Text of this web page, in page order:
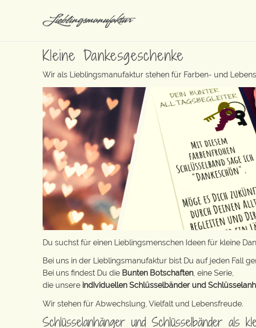
Kleine Dankesgeschenke
Wir als Lieblingsmanufaktur stehen für Farben- und
Du suchst für einen Lieblingsmenschen Ideen für kleine
Bei uns in der Lieblingsmanufaktur bist Du auf jeden Fall
Bei uns findest Du die Bunten Botschaften, eine Serie,
die unsere individuellen Schlüsselbänder und
Wir stehen für Abwechslung, Vielfalt und Lebensfreude.
Schlüsselanhänger und Schlüsselbänder als